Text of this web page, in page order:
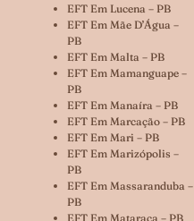
EFT Em Lucena – PB
EFT Em Mãe D’Água –
PB
EFT Em Malta – PB
EFT Em Mamanguape –
PB
EFT Em Manaíra – PB
EFT Em Marcação – PB
EFT Em Mari – PB
EFT Em Marizópolis –
PB
EFT Em Massaranduba –
PB
EFT Em Mataraca – PB